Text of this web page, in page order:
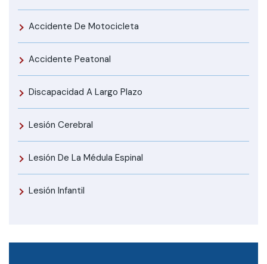
Accidente De Motocicleta
Accidente Peatonal
Discapacidad A Largo Plazo
Lesión Cerebral
Lesión De La Médula Espinal
Lesión Infantil